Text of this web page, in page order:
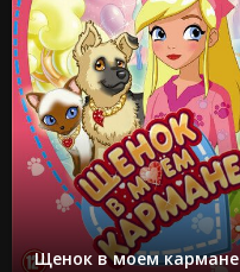
Щенок в моем кармане